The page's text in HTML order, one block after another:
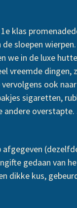
klas
sloepen
we in de luxe
vreemde dingen,
ook
sigaretten,
afgegeven
gedaan van
dikke kus,